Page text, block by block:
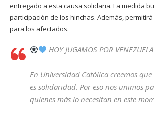
entregado a esta causa solidaria. La medida
participación de los hinchas. Además,
para los afectados.
HOY JUGAMOS POR VENEZUELA
En Universidad Católica creemos
es solidaridad. Por eso nos unimos
quienes más lo necesitan en este